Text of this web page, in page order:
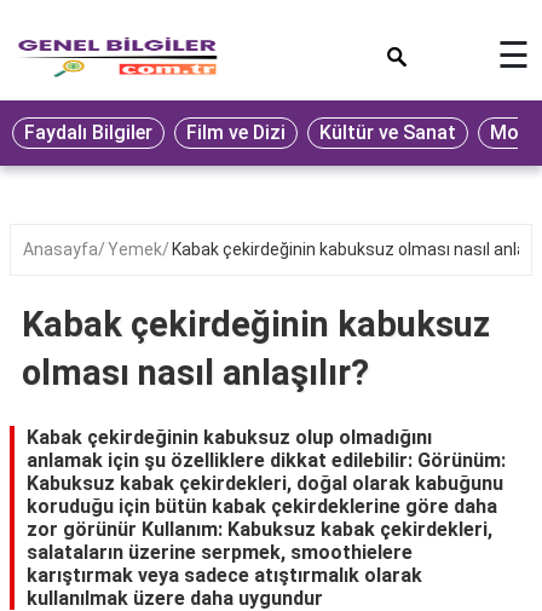
Eğitim
Ekonomi
Seyahat
Oyun
Yaşam
Hukuk
Blog
☰
Faydalı Bilgiler Film ve Dizi Kültür ve Sanat
Anasayfa Yemek Kabak çekirdeğinin kabuksuz olması nasıl
Kabak çekirdeğinin kabuksuz
olması nasıl anlaşılır?
Kabak çekirdeğinin kabuksuz olup olmadığını
anlamak için şu özelliklere dikkat edilebilir: Görünüm:
Kabuksuz kabak çekirdekleri, doğal olarak kabuğunu
koruduğu için bütün kabak çekirdeklerine göre daha
zor görünür Kullanım: Kabuksuz kabak çekirdekleri,
salataların üzerine serpmek, smoothielere
karıştırmak veya sadece atıştırmalık olarak
kullanılmak üzere daha uygundur